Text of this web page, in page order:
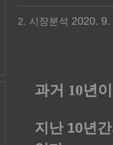
2. 시장분석 2020.
과거 10년
지난 10년